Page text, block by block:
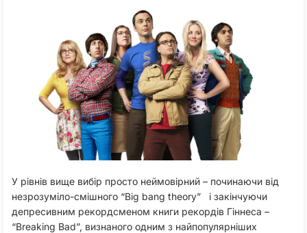
У рівнів вище вибір просто неймовірний – починаючи від
незрозуміло-смішного “Big bang theory” і закінчуючи
депресивним рекордсменом книги рекордів Гіннеса –
“Breaking Bad”, визнаного одним з найпопулярніших